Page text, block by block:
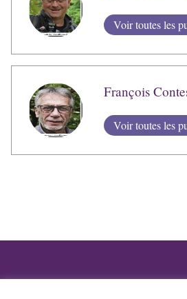
Voir toutes les
François
Voir toutes les